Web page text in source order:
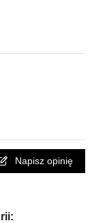
Napisz opinię